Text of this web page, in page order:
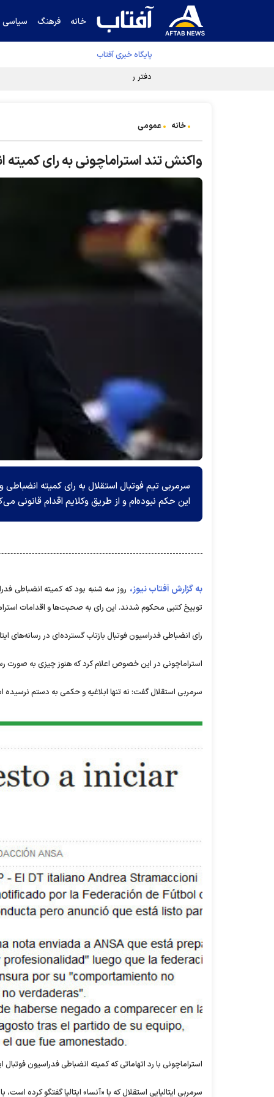
خانه فرهنگ سیاسی
پایگاه خبری آفتاب
دفتر رهبر انقلاب ادعای خرازی درباره پزشکیان
خانه عمومی
واکنش تند استراماچونی به رای کمیته
سرمربی تیم فوتبال استقلال به رای کمیته
این حکم نبوده‌ام و از طریق وکلایم اقدام قانونی
به گزارش آفتاب نیوز، روز سه شنبه بود که کمیته انضباطی
توبیخ کتبی محکوم شدند. این رای به صحبت‌ها و اقدامات
رای انضباطی فدراسیون فوتبال بازتاب گسترده‌ای در رسانه‌های
استراماچونی در این خصوص اعلام کرد که هنوز چیزی به صورت
سرمربی استقلال گفت: نه تنها ابلاغیه و حکمی به دستم
استراماچونی با رد اتهاماتی که کمیته انضباطی فدراسیون
سرمربی ایتالیایی استقلال که با «آنسا» ایتالیا گفتگو کرده